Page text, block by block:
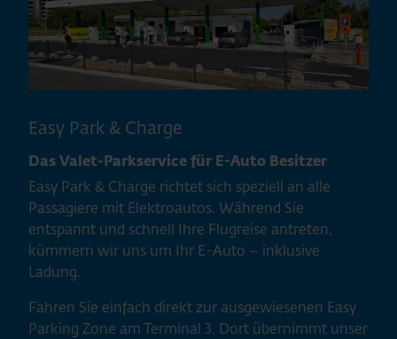
Easy Park & Charge
Das Valet-Parkservice für E-Auto Besitzer
Easy Park & Charge richtet sich speziell an alle
Passagiere mit Elektroautos. Während Sie
entspannt und schnell Ihre Flugreise antreten,
kümmern wir uns um Ihr E-Auto – inklusive
Ladung.
Fahren Sie einfach direkt zur ausgewiesenen Easy
Parking Zone am Terminal 3. Dort übernimmt unser